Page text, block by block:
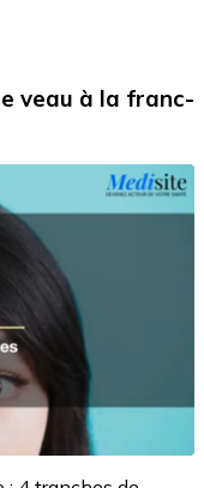
veau à la franc-